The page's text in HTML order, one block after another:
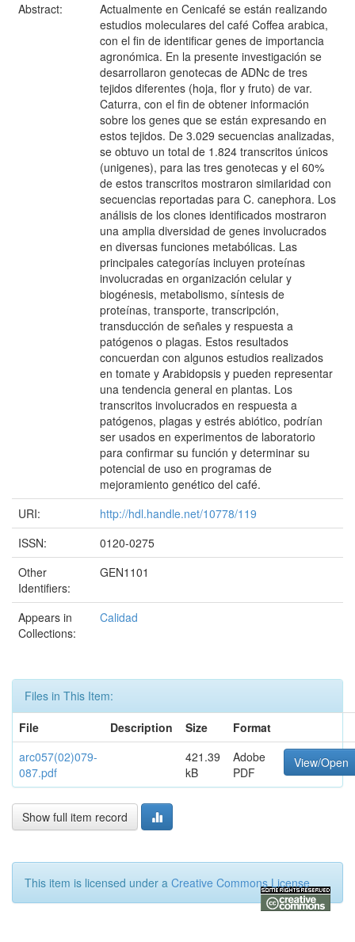
Abstract:
Actualmente en Cenicafé se están realizando
estudios moleculares del café Coffea arabica,
con el fin de identificar genes de importancia
agronómica. En la presente investigación se
desarrollaron genotecas de ADNc de tres
tejidos diferentes (hoja, flor y fruto) de var.
Caturra, con el fin de obtener información
sobre los genes que se están expresando en
estos tejidos. De 3.029 secuencias analizadas,
se obtuvo un total de 1.824 transcritos únicos
(unigenes), para las tres genotecas y el 60%
de estos transcritos mostraron similaridad con
secuencias reportadas para C. canephora. Los
análisis de los clones identificados mostraron
una amplia diversidad de genes involucrados
en diversas funciones metabólicas. Las
principales categorías incluyen proteínas
involucradas en organización celular y
biogénesis, metabolismo, síntesis de
proteínas, transporte, transcripción,
transducción de señales y respuesta a
patógenos o plagas. Estos resultados
concuerdan con algunos estudios realizados
en tomate y Arabidopsis y pueden representar
una tendencia general en plantas. Los
transcritos involucrados en respuesta a
patógenos, plagas y estrés abiótico, podrían
ser usados en experimentos de laboratorio
para confirmar su función y determinar su
potencial de uso en programas de
mejoramiento genético del café.
URI:
http://hdl.handle.net/10778/119
ISSN:
0120-0275
Other
Identifiers:
GEN1101
Appears in
Collections:
Calidad
Files in This Item:
File
Description Size
Format
arc057(02)079-
087.pdf
421.39
kB
Adobe
PDF
View/Open
Show full item record
This item is licensed under a Creative Commons License